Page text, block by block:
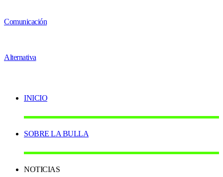
INICIO
SOBRE LA BULLA
NOTICIAS